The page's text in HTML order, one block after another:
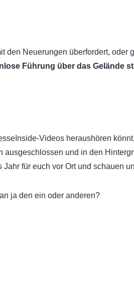
den Neuerungen überfordert,
Führung über das Gelände
Videos heraushören
und in den
für euch vor Ort und schauen
ja den ein oder anderen?